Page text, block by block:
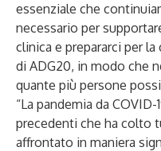
essenziale che
necessario per
clinica e prepararci per
di ADG20, in modo che
quante più persone
“La pandemia da
precedenti che ha colto
affrontato in maniera